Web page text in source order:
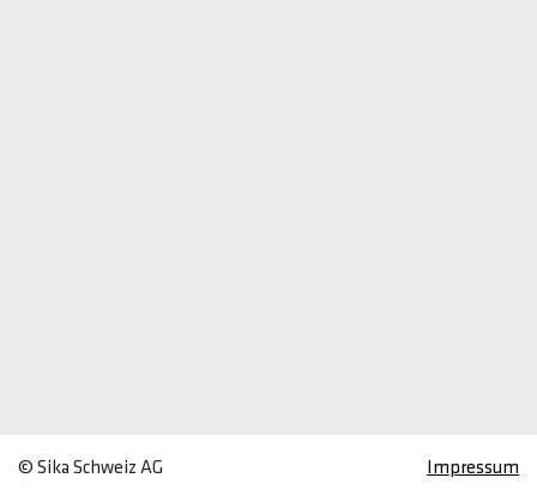
© Sika Schweiz AG Impressum